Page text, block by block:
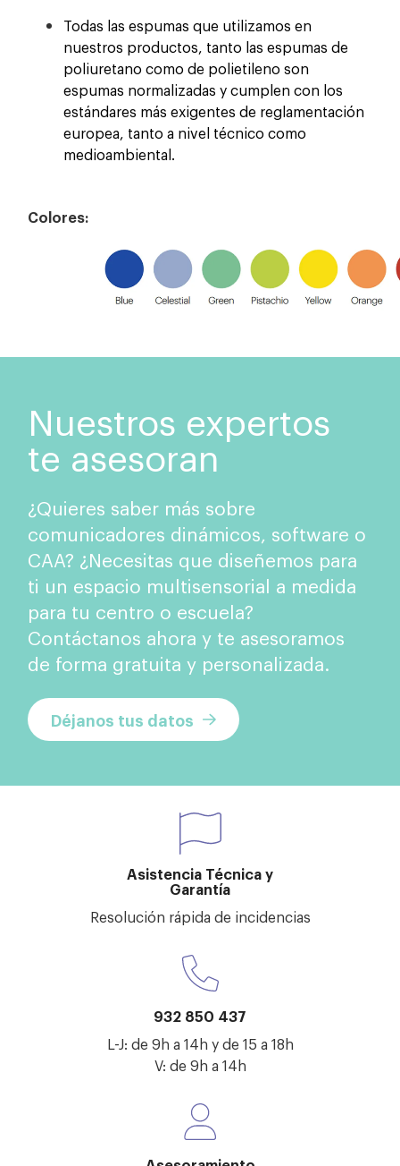
Todas las espumas que utilizamos en
nuestros productos, tanto las espumas de
poliuretano como de polietileno son
espumas normalizadas y cumplen con los
estándares más exigentes de reglamentación
europea, tanto a nivel técnico como
medioambiental.
Colores:
Nuestros expertos
te asesoran
¿Quieres saber más sobre
comunicadores dinámicos, software o
CAA? ¿Necesitas que diseñemos para
ti un espacio multisensorial a medida
para tu centro o escuela?
Contáctanos ahora y te asesoramos
de forma gratuita y personalizada.
Déjanos tus datos
Asistencia Técnica y
Garantía
Resolución rápida de incidencias
932 850 437
L-J: de 9h a 14h y de 15 a 18h
V: de 9h a 14h